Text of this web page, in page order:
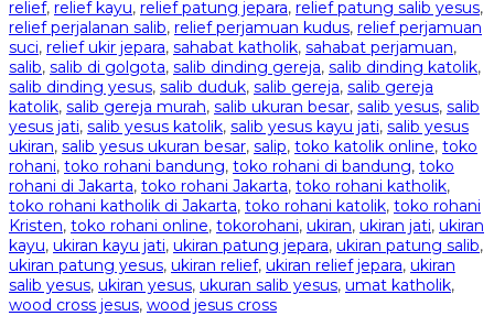
relief, relief kayu, relief patung jepara, relief patung salib yesus,
relief perjalanan salib, relief perjamuan kudus, relief perjamuan
suci, relief ukir jepara, sahabat katholik, sahabat perjamuan,
salib, salib di golgota, salib dinding gereja, salib dinding katolik,
salib dinding yesus, salib duduk, salib gereja, salib gereja
katolik, salib gereja murah, salib ukuran besar, salib yesus, salib
yesus jati, salib yesus katolik, salib yesus kayu jati, salib yesus
ukiran, salib yesus ukuran besar, salip, toko katolik online, toko
rohani, toko rohani bandung, toko rohani di bandung, toko
rohani di Jakarta, toko rohani Jakarta, toko rohani katholik,
toko rohani katholik di Jakarta, toko rohani katolik, toko rohani
Kristen, toko rohani online, tokorohani, ukiran, ukiran jati, ukiran
kayu, ukiran kayu jati, ukiran patung jepara, ukiran patung salib,
ukiran patung yesus, ukiran relief, ukiran relief jepara, ukiran
salib yesus, ukiran yesus, ukuran salib yesus, umat katholik,
wood cross jesus, wood jesus cross